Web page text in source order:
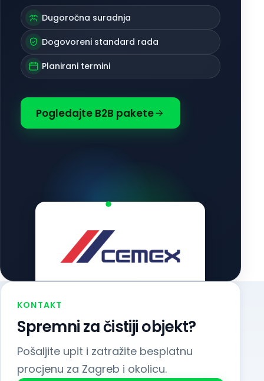
Dugoročna suradnja
Dogovoreni standard rada
Planirani termini
Pogledajte B2B pakete
KONTAKT
Spremni za čistiji objekt?
Pošaljite upit i zatražite besplatnu
procjenu za Zagreb i okolicu.